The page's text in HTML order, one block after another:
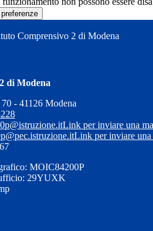
Comprensivo 2 di Modena
di Modena
- 41126 Modena
Link per inviare una
Link per inviare una
MOIC84200P
29YUXK